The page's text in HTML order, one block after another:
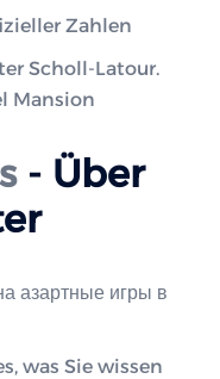
Zahlen
Scholl-Latour.
Mansion
- Über
азартные игры в
was Sie wissen